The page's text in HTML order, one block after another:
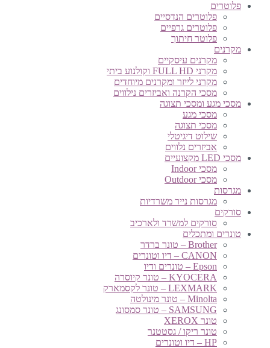
פלוטרים
פלוטרים הנדסיים
פלוטרים גרפיים
פלוטר חיתוך
מקרנים
מקרנים עיסקיים
מקרני FULL HD וקולנוע ביתי
מקרני לייזר ומקרנים מיוחדים
מסכי הקרנה ואביזרים נילווים
מסכי מגע ומסכי תצוגה
מסכי מגע
מסכי תצוגה
שילוט דיגיטלי
אביזרים נלווים
מסכי LED מקצועיים
מסכי Indoor
מסכי Outdoor
מגרסות
מגרסות נייר משרדיות
סורקים
סורקים למשרד ולארכיב
טונרים ומתכלים
Brother – טונר ברדר
CANON – דיו וטונרים
Epson – טונרים ודיו
KYOCERA – טונר קיוסרה
LEXMARK – טונר לקסמארק
Minolta – טונר מינולטה
SAMSUNG – טונר סמסונג
טונר XEROX
טונר ריקו / גסטטנר
HP – דיו וטונרים